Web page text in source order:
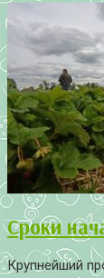
Сроки
Крупнейший